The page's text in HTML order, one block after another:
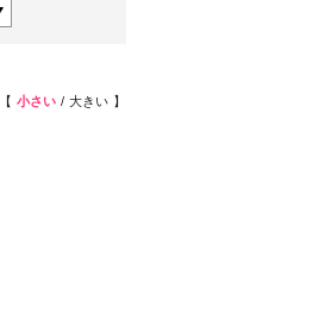
小さい 大きい